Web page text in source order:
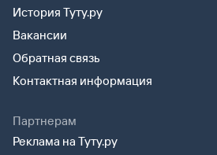
История Туту.ру
Вакансии
Обратная связь
Контактная информация
Партнерам
Реклама на Туту.ру